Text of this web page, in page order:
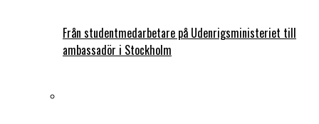
Från studentmedarbetare på Udenrigsministeriet till
ambassadör i Stockholm